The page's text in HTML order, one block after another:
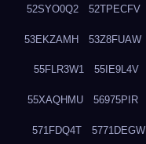
52SYO0Q2 52TPECFV
53EKZAMH 53Z8FUAW
55FLR3W1 55IE9L4V
55XAQHMU 56975PIR
571FDQ4T 5771DEGW